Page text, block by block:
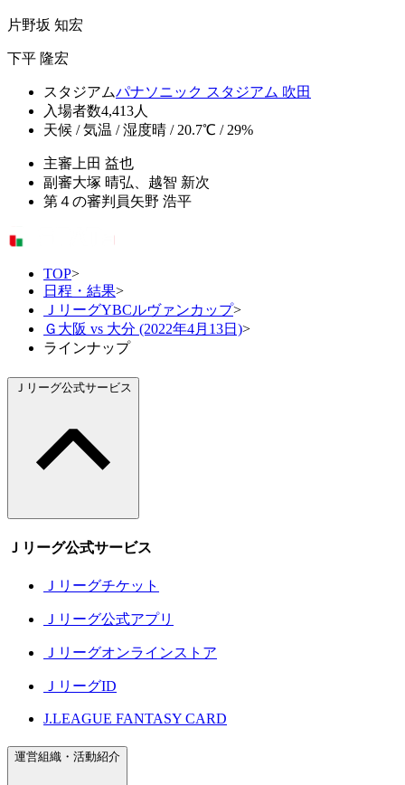
片野坂 知宏
下平 隆宏
スタジアムパナソニック スタジアム 吹田
入場者数4,413人
天候 / 気温 / 湿度晴 / 20.7℃ / 29%
主審 上田 益也
副審大塚 晴弘、越智 新次
第４の審判員矢野 浩平
TOP>
日程・結果>
ＪリーグYBCルヴァンカップ>
Ｇ大阪 vs 大分 (2022年4月13日)>
ラインナップ
Ｊリーグ公式サービス
Ｊリーグ公式サービス
Ｊリーグチケット
Ｊリーグ公式アプリ
Ｊリーグオンラインストア
ＪリーグID
J.LEAGUE FANTASY CARD
運営組織・活動紹介